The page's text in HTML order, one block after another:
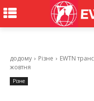
додому Різне
EWTN
жовтня
Різне